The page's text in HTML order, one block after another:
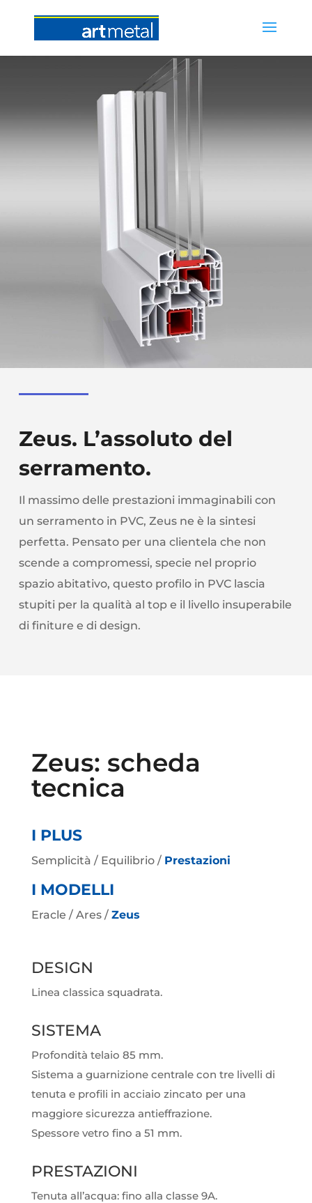
Zeus. L’assoluto del
serramento.
Il massimo delle prestazioni immaginabili con
un serramento in PVC, Zeus ne è la sintesi
perfetta. Pensato per una clientela che non
scende a compromessi, specie nel proprio
spazio abitativo, questo profilo in PVC lascia
stupiti per la qualità al top e il livello insuperabile
di finiture e di design.
Zeus: scheda
tecnica
I PLUS
Semplicità / Equilibrio / Prestazioni
I MODELLI
Eracle / Ares / Zeus
DESIGN
Linea classica squadrata.
SISTEMA
Profondità telaio 85 mm.
Sistema a guarnizione centrale con tre livelli di
tenuta e profili in acciaio zincato per una
maggiore sicurezza antieffrazione.
Spessore vetro fino a 51 mm.
PRESTAZIONI
Tenuta all’acqua: fino alla classe 9A.